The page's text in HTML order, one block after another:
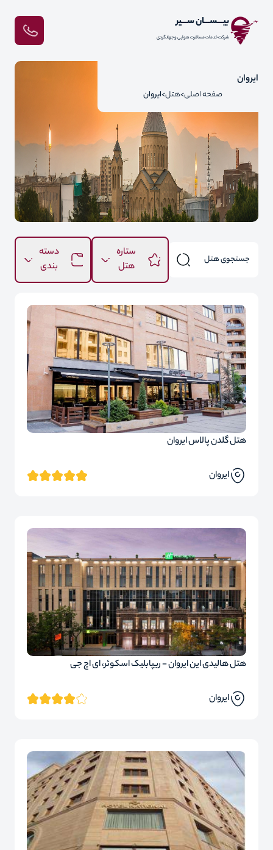
بیـــســـان ســـیر
شرکت خدمات مسافرت هوایی و جهانگردی
ایروان
صفحه اصلی هتل ایروان
ستاره
هتل
دسته
بندی
هتل گلدن پالاس ایروان
ایروان
هتل هالیدی این ایروان - ریپابلیک اسکوئر، ای اچ جی
ایروان